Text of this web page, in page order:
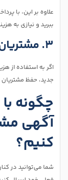
علاوه بر این، با
ببرید و نیازی به
۳. مشتریان فعلی خود را حفظ کنید.
اگر به استفاده از
جدید، حفظ مشتریان
چگونه با
آگهی
کنیم؟
شما می‌توانید در